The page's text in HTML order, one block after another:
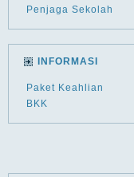
Penjaga Sekolah
INFORMASI
Paket Keahlian
BKK